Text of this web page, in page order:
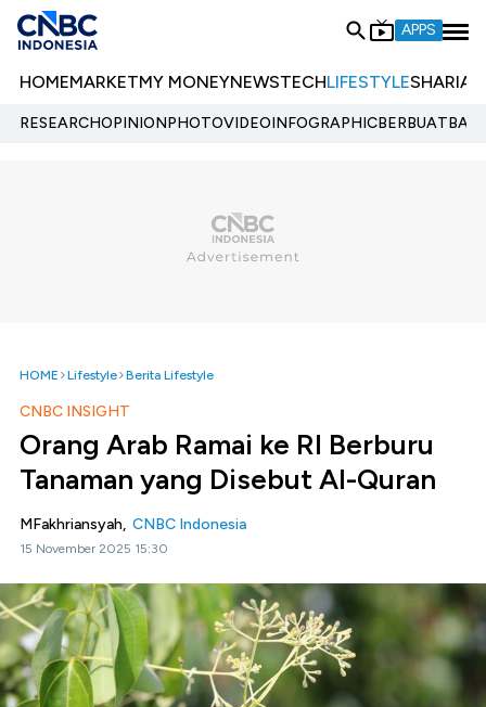
APPS
HOMEMARKETMY MONEYNEWSTECHLIFESTYLESHARIA
RESEARCHOPINIONPHOTOVIDEOINFOGRAPHIC
HOME Lifestyle Berita Lifestyle
CNBC INSIGHT
Orang Arab Ramai ke RI Berburu
Tanaman yang Disebut Al-Quran
MFakhriansyah, CNBC Indonesia
15 November 2025 15:30